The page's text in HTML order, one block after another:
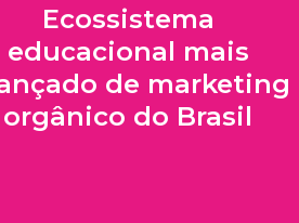
Ecossistema
educacional mais
de marketing
orgânico do Brasil